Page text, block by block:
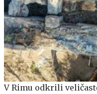
V Rimu odkrili